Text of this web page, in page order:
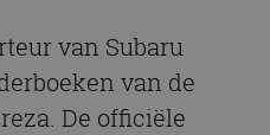
van Subaru
van de
De officiële